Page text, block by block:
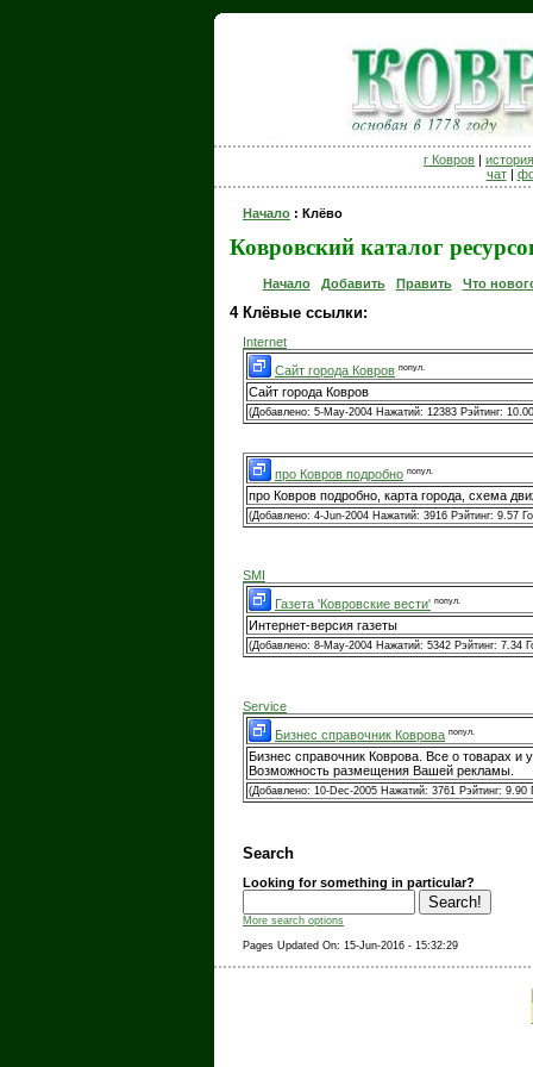
г Ковров | история
чат|
Начало: Клёво
Ковровский каталог
Начало| Добавить| Править| Что
4 Клёвые ссылки:
Internet
Сайт города Ковров попул.
Сайт города Ковров
(Добавлено: 5-May-2004 Нажатий: 12383 Рэйтинг:
про Ковров подробно попул.
про Ковров подробно, карта города, схема
(Добавлено: 4-Jun-2004 Нажатий: 3916 Рэйтинг: 9.57
SMI
Газета 'Ковровские вести' попул.
Интернет-версия газеты
(Добавлено: 8-May-2004 Нажатий: 5342 Рэйтинг: 7.34
Service
Бизнес справочник Коврова попул.
Бизнес справочник Коврова. Все о товарах
Возможность размещения Вашей рекламы.
(Добавлено: 10-Dec-2005 Нажатий: 3761 Рэйтинг: 9.90
Search
Looking for something in particular?
More search options
Pages Updated On: 15-Jun-2016 - 15:32:29